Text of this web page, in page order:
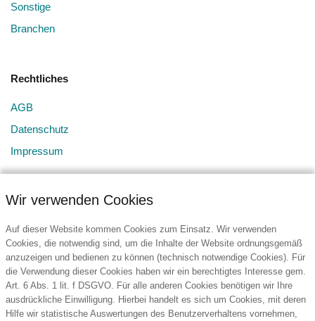
Sonstige
Branchen
Rechtliches
AGB
Datenschutz
Impressum
Kontakt
BURG Services GmbH & Co. KG
Hansestraße 107
Wir verwenden Cookies
Auf dieser Website kommen Cookies zum Einsatz. Wir verwenden
Cookies, die notwendig sind, um die Inhalte der Website ordnungsgemäß
anzuzeigen und bedienen zu können (technisch notwendige Cookies). Für
die Verwendung dieser Cookies haben wir ein berechtigtes Interesse gem.
Art. 6 Abs. 1 lit. f DSGVO. Für alle anderen Cookies benötigen wir Ihre
ausdrückliche Einwilligung. Hierbei handelt es sich um Cookies, mit deren
Hilfe wir statistische Auswertungen des Benutzerverhaltens vornehmen,